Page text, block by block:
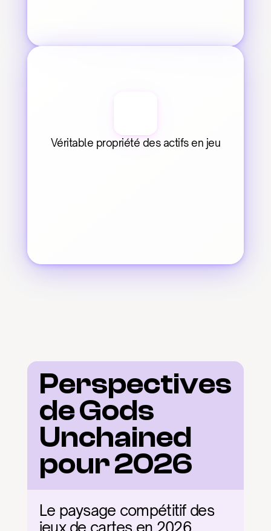
Véritable propriété des actifs en jeu
Perspectives
de Gods
Unchained
pour 2026
Le paysage compétitif des
jeux de cartes en 2026